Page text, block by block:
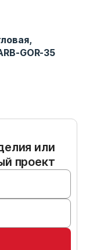
GOR-35
или
проект